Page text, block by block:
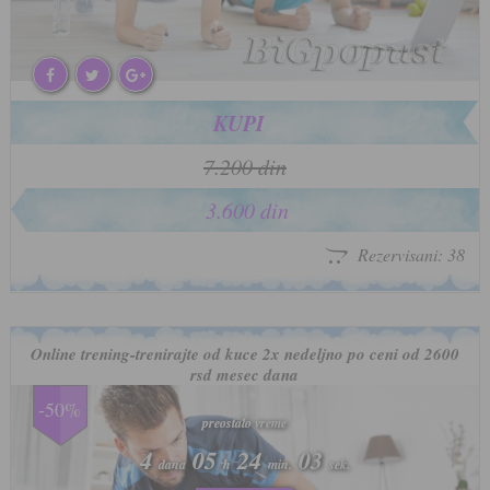
KUPI
7.200 din
3.600 din
Rezervisani: 38
Online trening-trenirajte od kuce 2x nedeljno po ceni od 2600
rsd mesec dana
-50%
preostalo vreme
4dana 05h 24min. 00 sek.
preostalo vreme
4dana 05h 24min. 00 sek.